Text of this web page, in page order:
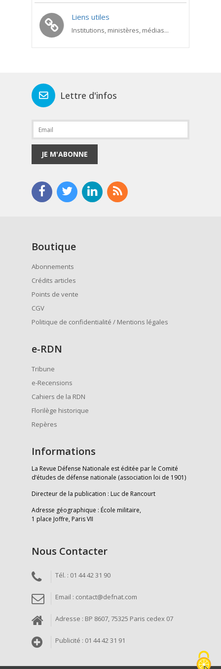
Liens utiles
Institutions, ministères, médias...
Lettre d'infos
JE M'ABONNE
Boutique
Abonnements
Crédits articles
Points de vente
CGV
Politique de confidentialité / Mentions légales
e-RDN
Tribune
e-Recensions
Cahiers de la RDN
Florilège historique
Repères
Informations
La Revue Défense Nationale est éditée par le Comité
d’études de défense nationale (association loi de 1901)
Directeur de la publication : Luc de Rancourt
Adresse géographique : École militaire,
1 place Joffre, Paris VII
Nous Contacter
Tél. : 01 44 42 31 90
Email : contact@defnat.com
Adresse : BP 8607, 75325 Paris cedex 07
Publicité : 01 44 42 31 91